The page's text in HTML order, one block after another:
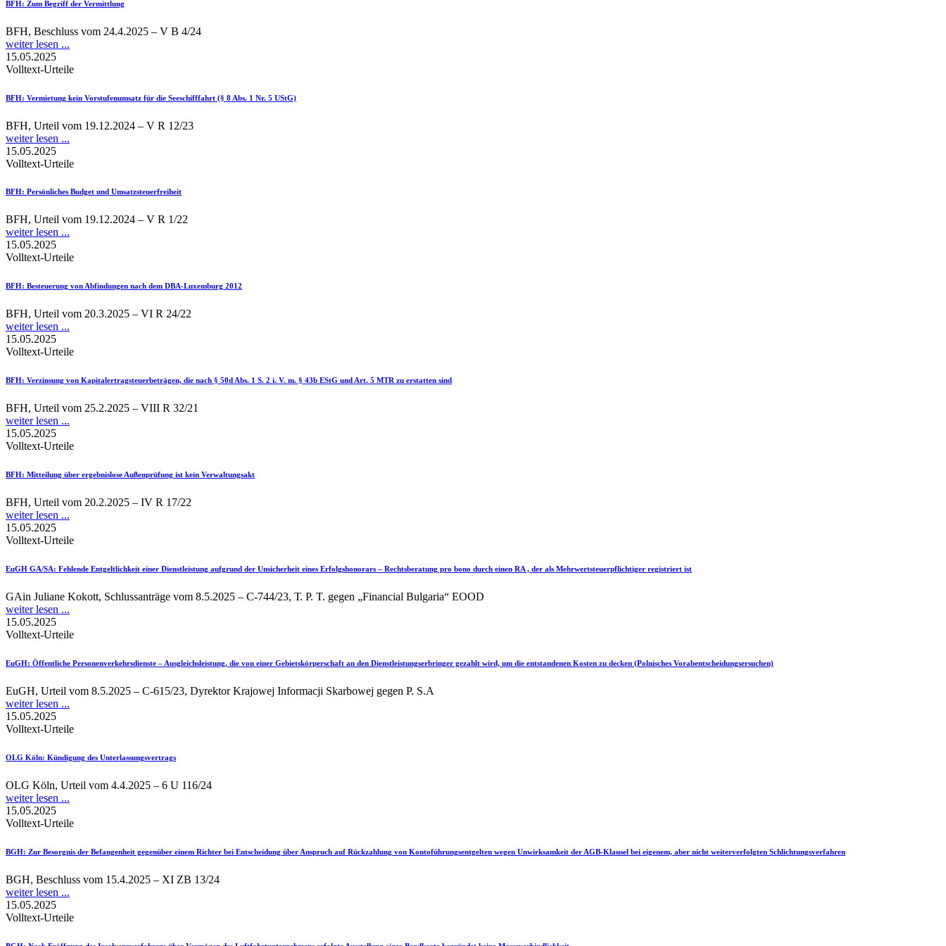
BFH: Zum Begriff der Vermittlung
BFH, Beschluss vom 24.4.2025 – V B 4/24
weiter lesen ...
15.05.2025
Volltext-Urteile
BFH: Vermietung kein Vorstufenumsatz für die Seeschifffahrt (§ 8 Abs. 1 Nr. 5 UStG)
BFH, Urteil vom 19.12.2024 – V R 12/23
weiter lesen ...
15.05.2025
Volltext-Urteile
BFH: Persönliches Budget und Umsatzsteuerfreiheit
BFH, Urteil vom 19.12.2024 – V R 1/22
weiter lesen ...
15.05.2025
Volltext-Urteile
BFH: Besteuerung von Abfindungen nach dem DBA-Luxemburg 2012
BFH, Urteil vom 20.3.2025 – VI R 24/22
weiter lesen ...
15.05.2025
Volltext-Urteile
BFH: Verzinsung von Kapitalertragsteuerbeträgen, die nach § 50d Abs. 1 S. 2 i. V. m. § 43b EStG und Art. 5 MTR zu erstatten sind
BFH, Urteil vom 25.2.2025 – VIII R 32/21
weiter lesen ...
15.05.2025
Volltext-Urteile
BFH: Mitteilung über ergebnislose Außenprüfung ist kein Verwaltungsakt
BFH, Urteil vom 20.2.2025 – IV R 17/22
weiter lesen ...
15.05.2025
Volltext-Urteile
EuGH GA/SA: Fehlende Entgeltlichkeit einer Dienstleistung aufgrund der Unsicherheit eines Erfolgshonorars – Rechtsberatung pro bono durch einen RA , der als Mehrwertsteuerpflichtiger registriert ist
GAin Juliane Kokott, Schlussanträge vom 8.5.2025 – C-744/23, Т. P. T. gegen „Financial Bulgaria“ EOOD
weiter lesen ...
15.05.2025
Volltext-Urteile
EuGH: Öffentliche Personenverkehrsdienste – Ausgleichsleistung, die von einer Gebietskörperschaft an den Dienstleistungserbringer gezahlt wird, um die entstandenen Kosten zu decken (Polnisches Vorabentscheidungsersuchen)
EuGH, Urteil vom 8.5.2025 – C-615/23, Dyrektor Krajowej Informacji Skarbowej gegen P. S.A
weiter lesen ...
15.05.2025
Volltext-Urteile
OLG Köln: Kündigung des Unterlassungsvertrags
OLG Köln, Urteil vom 4.4.2025 – 6 U 116/24
weiter lesen ...
15.05.2025
Volltext-Urteile
BGH: Zur Besorgnis der Befangenheit gegenüber einem Richter bei Entscheidung über Anspruch auf Rückzahlung von Kontoführungsentgelten wegen Unwirksamkeit der AGB-Klausel bei eigenem, aber nicht weiterverfolgten Schlichtungsverfahren
BGH, Beschluss vom 15.4.2025 – XI ZB 13/24
weiter lesen ...
15.05.2025
Volltext-Urteile